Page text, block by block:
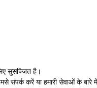
सुसज्जित है।
संपर्क करें या हमारी सेवाओं के